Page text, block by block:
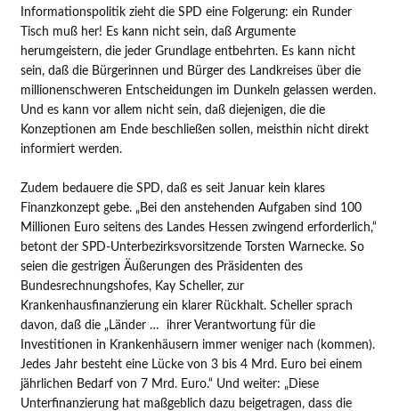
Informationspolitik zieht die SPD eine Folgerung: ein Runder
Tisch muß her! Es kann nicht sein, daß Argumente
herumgeistern, die jeder Grundlage entbehrten. Es kann nicht
sein, daß die Bürgerinnen und Bürger des Landkreises über die
millionenschweren Entscheidungen im Dunkeln gelassen werden.
Und es kann vor allem nicht sein, daß diejenigen, die die
Konzeptionen am Ende beschließen sollen, meisthin nicht direkt
informiert werden.
Zudem bedauere die SPD, daß es seit Januar kein klares
Finanzkonzept gebe. „Bei den anstehenden Aufgaben sind 100
Millionen Euro seitens des Landes Hessen zwingend erforderlich,“
betont der SPD-Unterbezirksvorsitzende Torsten Warnecke. So
seien die gestrigen Äußerungen des Präsidenten des
Bundesrechnungshofes, Kay Scheller, zur
Krankenhausfinanzierung ein klarer Rückhalt. Scheller sprach
davon, daß die „Länder … ihrer Verantwortung für die
Investitionen in Krankenhäusern immer weniger nach (kommen).
Jedes Jahr besteht eine Lücke von 3 bis 4 Mrd. Euro bei einem
jährlichen Bedarf von 7 Mrd. Euro.“ Und weiter: „Diese
Unterfinanzierung hat maßgeblich dazu beigetragen, dass die